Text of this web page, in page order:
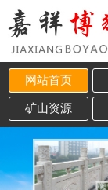
网站首页
矿山资源